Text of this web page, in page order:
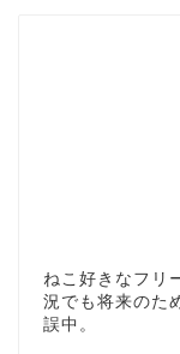
ねこ好きなフリ
況でも将来のた
誤中。